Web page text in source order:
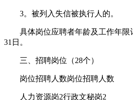
3。被列入失信被执行人的。
具体岗位应聘者年龄及工作年限
31日。
三、招聘岗位（28个）
岗位招聘人数岗位招聘人数
人力资源岗2行政文秘岗2